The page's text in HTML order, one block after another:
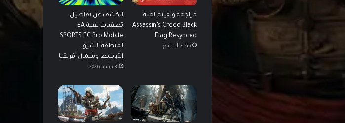
مراجعة وتقييم لعبة
Assassin’s Creed Black
Flag Resynced
منذ 3 أسابيع
الكشف عن تفاصيل
تصفيات لعبة EA
SPORTS FC Pro Mobile
لمنطقة الشرق
الأوسط وشمال أفريقيا
3 يوليو، 2026